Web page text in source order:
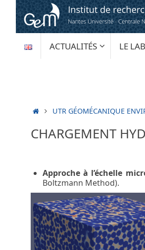
Passer
contenu
AU
CONTENU
ACTUALITÉS LE
ACCUEIL
UTR GÉOMÉCANIQUE
CHARGEMENT
Approche à l’échelle
Boltzmann Method).